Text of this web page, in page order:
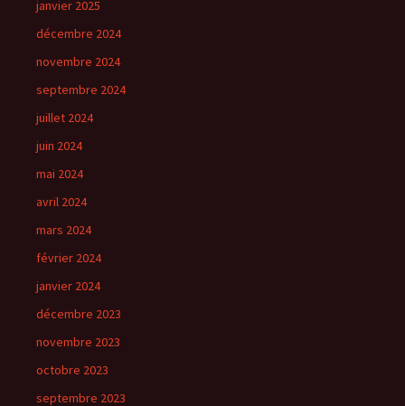
janvier 2025
décembre 2024
novembre 2024
septembre 2024
juillet 2024
juin 2024
mai 2024
avril 2024
mars 2024
février 2024
janvier 2024
décembre 2023
novembre 2023
octobre 2023
septembre 2023